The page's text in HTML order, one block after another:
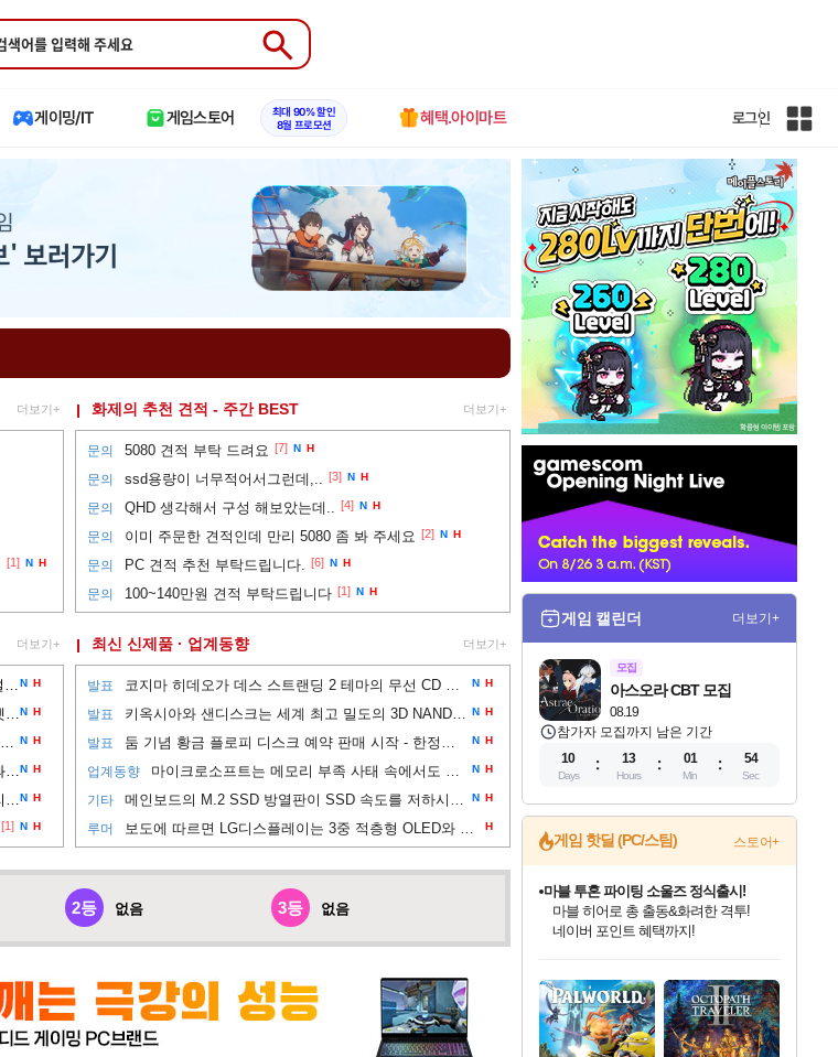
Submit
게이밍/IT 게임스토어
최대 90% 할인
8월 프로모션
혜택.아이마트 로그인
인
더보기+
[1] N H
화제의 추천 견적 - 주간 BEST 더보기+
문의 5080 견적 부탁 드려요 [7] N H
문의 ssd용량이 너무적어서그런데,.. [3] N H
문의 QHD 생각해서 구성 해보았는데.. [4] N H
문의 이미 주문한 견적인데 만리 5080 좀 봐 주세요 [2] N H
문의 PC 견적 추천 부탁드립니다. [6] N H
문의 100~140만원 견적 부탁드립니다 [1] N H
더보기+
사운드 디테일과 착용감 잡았다... 소니, 프로페셔널 이어폰 'IER-M500' 공개N H
스틸시리즈, 강남 신세계 게이즈샵에 게이밍 헤드셋 입점N H
창립 50주년 맞은 에이서, UMPC·AI 노트북 공개하는 '에이서 데이 2026' 개최 N H
교보문고 강남점에 등장한 로지텍 팝업스토어, 책과 타이핑 경험을 잇는다N H
레노버 리전, EWC 2026 파운딩 파트너 참전... 파리 현장에 PC 및 모니터 공급N H
[1] N H
최신 신제품 · 업계동향 더보기+
발표 코지마 히데오가 데스 스트랜딩 2 테마의 무선 CD 플레이어를 공개했습니다. 한정판으로 출시되는 이 제품은 약 160달러 N H
발표 키옥시아와 샌디스크는 세계 최고 밀도의 3D NAND 플래시를 선보였습니다 N H
발표 둠 기념 황금 플로피 디스크 예약 판매 시작 - 한정판 '모조 금도금' 더미 디스크 2개와 상자가 게임스톱에서 30달러에 판매 N H
업계동향 마이크로소프트는 메모리 부족 사태 속에서도 8GB RAM으로 윈도우 11을 원활하게 작동시키겠다고 약속 N H
기타 메인보드의 M.2 SSD 방열판이 SSD 속도를 저하시킬 수 있습니다. 테스트한 20개 보드 중 6개만 방열판과 완전히 접촉했습니다. N H
루머 보도에 따르면 LG디스플레이는 3중 적층형 OLED와 유사한 화질을 가진 저가형 2중 레이어 탠덤 W-OLED 디스플레이를 개발 중 H
2등 없음 3등 없음
벤
게임 캘린더 더보기+
모집
08.19
아스오라 CBT 모집
참가자 모집까지 남은 기간
10
Days
13
Hours
01
Min
53
Sec
게임 핫딜 (PC/스팀) 스토어+
최대 90% 할인가를 만나보세요!
네이버혜택과 함께 만나보세요!
50%할인&추가 적립까지!
마블 투혼 파이팅 소울즈 정식출시!
마블 히어로 총 출동&화려한 격투!
네이버 포인트 혜택까지!
이니&베니 혜택까지!
네이버 혜택가와 함께 예약하세요!
할인&네이버혜택으로 만나보세요!
네이버페이 혜택과 만나보세요!
40주년 프로모션으로 만나보세요!
할인가에 만나보세요!
일부 에디션 상시 할인!
혜택으로 예약 판매 중
편안하게 충전하세요